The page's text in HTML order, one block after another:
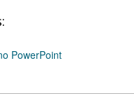
PowerPoint